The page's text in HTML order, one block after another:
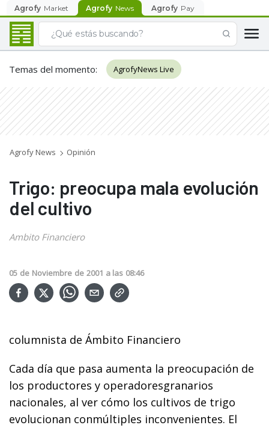
Agrofy Market Agrofy News Agrofy Pay
Temas del momento: AgrofyNews Live
Agrofy News Opinión
Trigo: preocupa mala evolución
del cultivo
Ambito Financiero
05 de Noviembre de 2001 a las 08:46
columnista de Ámbito Financiero
Cada día que pasa aumenta la preocupación de
los productores y operadoresgranarios
nacionales, al ver cómo los cultivos de trigo
evolucionan conmúltiples inconvenientes. El